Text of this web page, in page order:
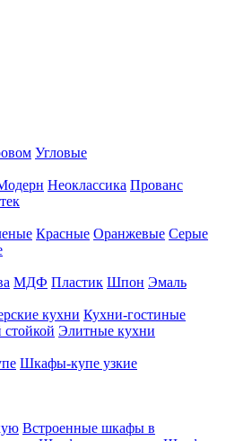
Угловые
Неоклассика Прованс
Красные Оранжевые Серые
МДФ Пластик Шпон Эмаль
кухни Кухни-гостиные
Элитные кухни
Шкафы-купе узкие
Встроенные шкафы в